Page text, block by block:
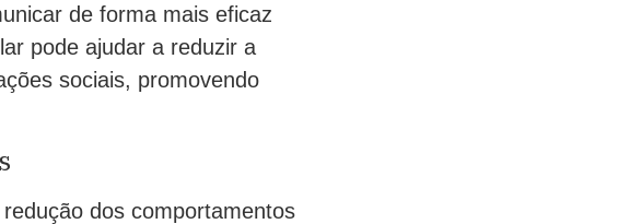
de forma mais eficaz
pode ajudar a reduzir a
sociais, promovendo
dos comportamentos